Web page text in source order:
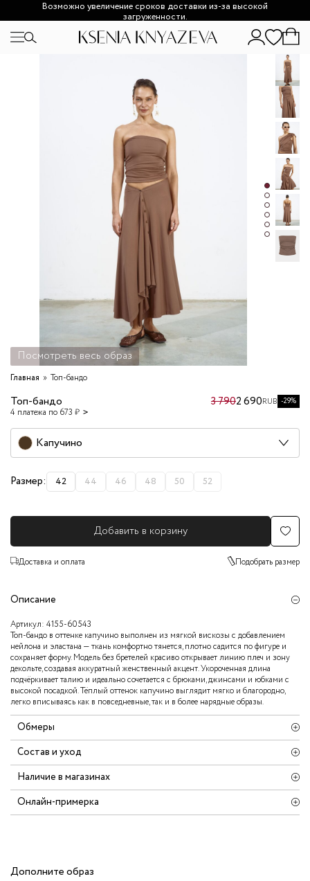
Возможно увеличение сроков доставки из-за высокой
загруженности.
Посмотреть весь образ
Главная Топ-бандо
Топ-бандо
4 платежа по 673 ₽
3 7902 690RUB -29%
Капучино
Размер: 42 44 46 48 50 52
Добавить в корзину
Доставка и оплата Подобрать размер
Описание
Артикул: 4155-60543
Топ-бандо в оттенке капучино выполнен из мягкой вискозы с добавлением
нейлона и эластана — ткань комфортно тянется, плотно садится по фигуре и
сохраняет форму. Модель без бретелей красиво открывает линию плеч и зону
декольте, создавая аккуратный женственный акцент. Укороченная длина
подчёркивает талию и идеально сочетается с брюками, джинсами и юбками с
высокой посадкой. Тёплый оттенок капучино выглядит мягко и благородно,
легко вписываясь как в повседневные, так и в более нарядные образы.
Обмеры
Состав и уход
Наличие в магазинах
Онлайн-примерка
Дополните образ